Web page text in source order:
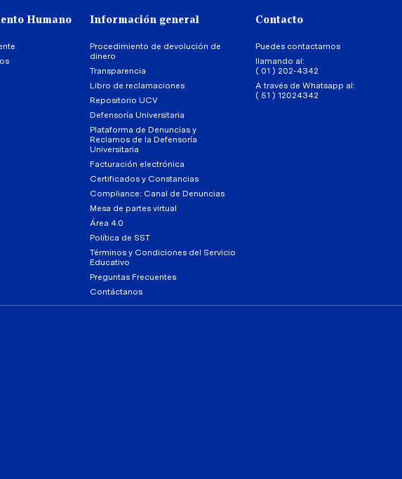
Humano Información general
Procedimiento de devolución de
dinero
Transparencia
Libro de reclamaciones
Repositorio UCV
Defensoría Universitaria
Plataforma de Denuncias y
Reclamos de la Defensoría
Universitaria
Facturación electrónica
Certificados y Constancias
Compliance: Canal de Denuncias
Mesa de partes virtual
Área 4.0
Política de SST
Términos y Condiciones del Servicio
Educativo
Preguntas Frecuentes
Contáctanos
Contacto
Puedes contactarnos
llamando al:
( 01 ) 202-4342
A través de Whatsapp al:
( 51 ) 12024342